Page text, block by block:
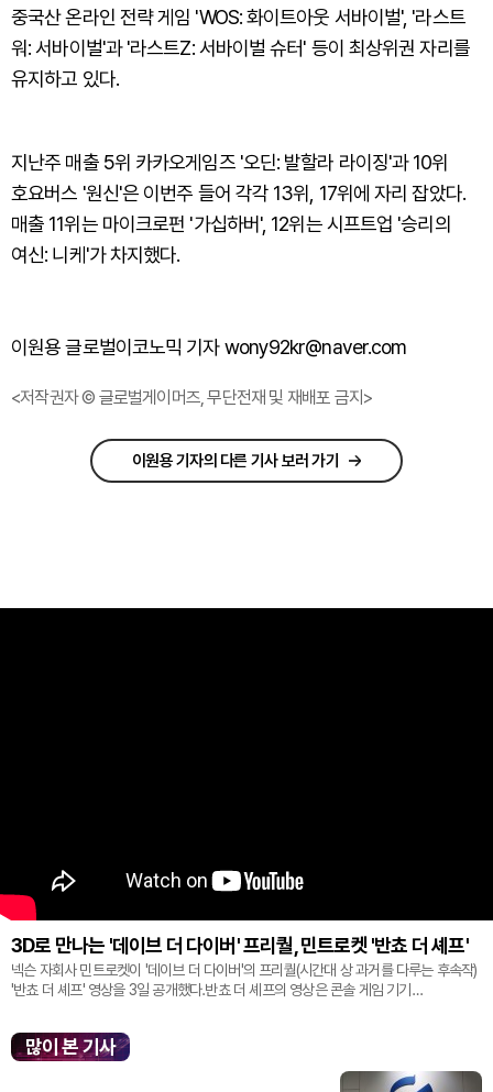
중국산 온라인 전략 게임 'WOS: 화이트아웃 서바이벌', '라스트
워: 서바이벌'과 '라스트Z: 서바이벌 슈터' 등이 최상위권 자리를
유지하고 있다.
지난주 매출 5위 카카오게임즈 '오딘: 발할라 라이징'과 10위
호요버스 '원신'은 이번주 들어 각각 13위, 17위에 자리 잡았다.
매출 11위는 마이크로펀 '가십하버', 12위는 시프트업 '승리의
여신: 니케'가 차지했다.
이원용 글로벌이코노믹 기자 wony92kr@naver.com
<저작권자 © 글로벌게이머즈, 무단전재 및 재배포 금지>
이원용 기자의 다른 기사 보러 가기
3D로 만나는 '데이브 더 다이버' 프리퀄, 민트로켓 '반쵸 더 셰프'
넥슨 자회사 민트로켓이 '데이브 더 다이버'의 프리퀄(시간대 상 과거를 다루는 후속작)
'반쵸 더 셰프' 영상을 3일 공개했다.반쵸 더 셰프의 영상은 콘솔 게임 기기
많이 본 기사